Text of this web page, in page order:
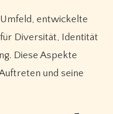
entwickelte
Diversität, Identität
Diese Aspekte
und seine